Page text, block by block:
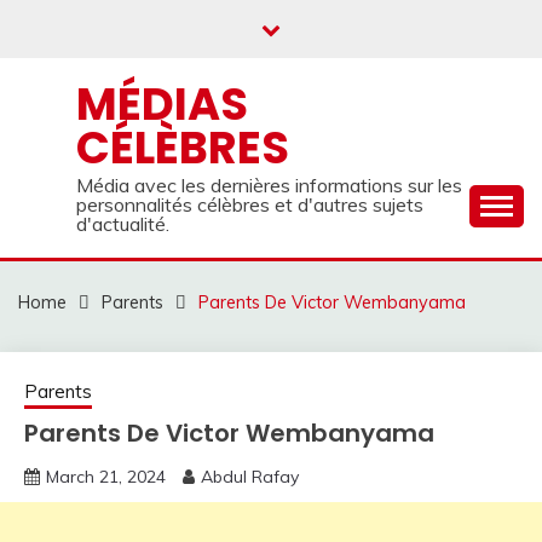
MÉDIAS
CÉLÈBRES
Média avec les dernières informations sur les
personnalités célèbres et d'autres sujets
d'actualité.
Home Parents Parents De Victor Wembanyama
Parents
Parents De Victor Wembanyama
March 21, 2024 Abdul Rafay